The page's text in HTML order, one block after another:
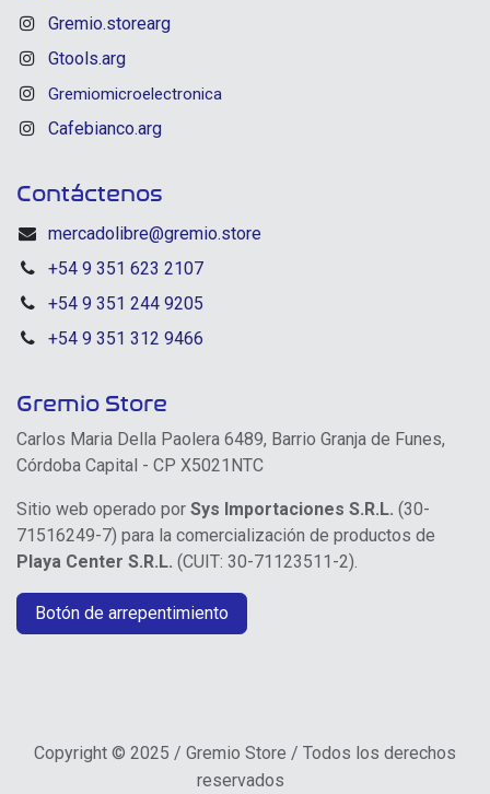
Gremio.storearg
Gtools.arg
Gremiomicroelectronica
Cafebianco.arg
Contáctenos
mercadolibre@gremio.store
+54 9 351 623 2107
+54 9 351 244 9205
+54 9 351 312 9466
Gremio Store
Carlos Maria Della Paolera 6489, Barrio Granja de Funes,
Córdoba Capital - CP X5021NTC
Sitio web operado por Sys Importaciones S.R.L. (30-
71516249-7) para la comercialización de productos de
Playa Center S.R.L. (CUIT: 30-71123511-2).
Botón de arrepentimiento
Copyright © 2025 / Gremio Store / Todos los derechos
reservados